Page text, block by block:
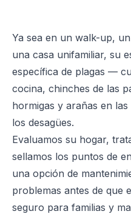
Ya sea en un walk-up,
una casa unifamiliar, su
específica de plagas —
cocina, chinches de las
hormigas y arañas en
los desagües.
Evaluamos su hogar,
sellamos los puntos de
una opción de
problemas antes de que
seguro para familias y